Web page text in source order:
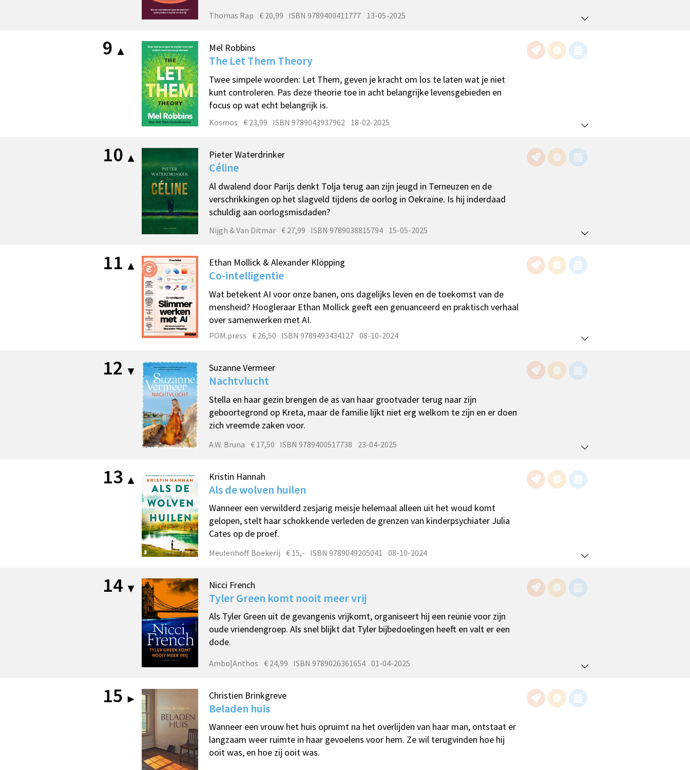
Thomas Rap € 20,99 ISBN 9789400411777 13-05-2025
9 Mel Robbins
The Let Them Theory
Twee simpele woorden: Let Them, geven je kracht om los te laten wat je niet
kunt controleren. Pas deze theorie toe in acht belangrijke levensgebieden en
focus op wat echt belangrijk is.
Kosmos € 23,99 ISBN 9789043937962 18-02-2025
10 Pieter Waterdrinker
Céline
Al dwalend door Parijs denkt Tolja terug aan zijn jeugd in Terneuzen en de
verschrikkingen op het slagveld tijdens de oorlog in Oekraïne. Is hij inderdaad
schuldig aan oorlogsmisdaden?
Nijgh & Van Ditmar € 27,99 ISBN 9789038815794 15-05-2025
11 Ethan Mollick & Alexander Klöpping
Co-intelligentie
Wat betekent AI voor onze banen, ons dagelijks leven en de toekomst van de
mensheid? Hoogleraar Ethan Mollick geeft een genuanceerd en praktisch verhaal
over samenwerken met AI.
POM.press € 26,50 ISBN 9789493434127 08-10-2024
12 Suzanne Vermeer
Nachtvlucht
Stella en haar gezin brengen de as van haar grootvader terug naar zijn
geboortegrond op Kreta, maar de familie lijkt niet erg welkom te zijn en er doen
zich vreemde zaken voor.
A.W. Bruna € 17,50 ISBN 9789400517738 23-04-2025
13 Kristin Hannah
Als de wolven huilen
Wanneer een verwilderd zesjarig meisje helemaal alleen uit het woud komt
gelopen, stelt haar schokkende verleden de grenzen van kinderpsychiater Julia
Cates op de proef.
Meulenhoff Boekerij € 15,- ISBN 9789049205041 08-10-2024
14 Nicci French
Tyler Green komt nooit meer vrij
Als Tyler Green uit de gevangenis vrijkomt, organiseert hij een reünie voor zijn
oude vriendengroep. Als snel blijkt dat Tyler bijbedoelingen heeft en valt er een
dode.
Ambo|Anthos € 24,99 ISBN 9789026361654 01-04-2025
15 Christien Brinkgreve
Beladen huis
Wanneer een vrouw het huis opruimt na het overlijden van haar man, ontstaat er
langzaam weer ruimte in haar gevoelens voor hem. Ze wil terugvinden hoe hij
ooit was, en hoe zij ooit was.